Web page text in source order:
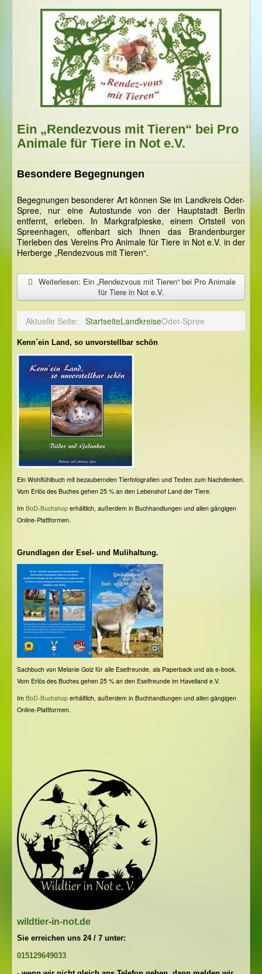
Ein „Rendezvous mit Tieren“ bei Pro
Animale für Tiere in Not e.V.
Besondere Begegnungen
Begegnungen besonderer Art können Sie im Landkreis Oder-
Spree, nur eine Autostunde von der Hauptstadt Berlin
entfernt, erleben. In Markgrafpieske, einem Ortsteil von
Spreenhagen, offenbart sich Ihnen das Brandenburger
Tierleben des Vereins Pro Animale für Tiere in Not e.V. in der
Herberge „Rendezvous mit Tieren“.
Weiterlesen: Ein „Rendezvous mit Tieren“ bei Pro Animale
für Tiere in Not e.V.
Aktuelle Seite: StartseiteLandkreiseOder-Spree
Kenn´ein Land, so unvorstellbar schön
Ein Wohlfühlbuch mit bezaubernden Tierfotografien und Texten zum Nachdenken.
Vom Erlös des Buches gehen 25 % an den Lebenshof Land der Tiere.
Im BoD-Buchshop erhältlich, außerdem in Buchhandlungen und allen gängigen
Online-Plattformen.
Grundlagen der Esel- und Mulihaltung.
Sachbuch von Melanie Golz für alle Eselfreunde, als Paperback und als e-book.
Vom Erlös des Buches gehen 25 % an den Eselfreunde im Havelland e.V.
Im BoD-Buchshop erhältlich, außerdem in Buchhandlungen und allen gängigen
Online-Plattformen.
wildtier-in-not.de
Sie erreichen uns 24 / 7 unter:
015129649033